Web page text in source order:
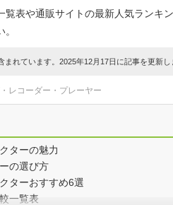
覧表や通販サイトの最新人気ランキ
まれています。2025年12月17日に記事を更新し
レコーダー・プレーヤー
ターの魅力
の選び方
ターおすすめ6選
一覧表